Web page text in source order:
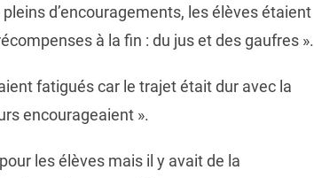
d’encouragements, les élèves étaient
à la fin : du jus et des gaufres ».
fatigués car le trajet était dur avec la
encourageaient ».
les élèves mais il y avait de la